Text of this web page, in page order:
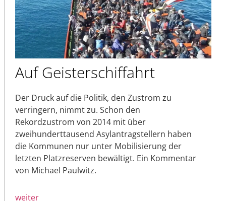
Auf Geisterschiffahrt
Der Druck auf die Politik, den Zustrom zu
verringern, nimmt zu. Schon den
Rekordzustrom von 2014 mit über
zweihunderttausend Asylantragstellern haben
die Kommunen nur unter Mobilisierung der
letzten Platzreserven bewältigt. Ein Kommentar
von Michael Paulwitz.
weiter